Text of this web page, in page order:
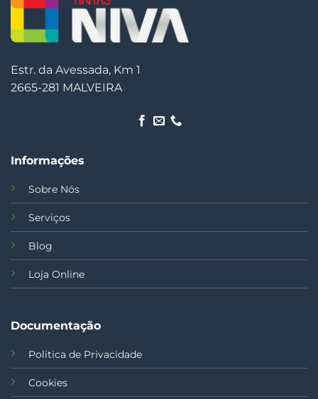
Estr. da Avessada, Km 1
2665-281 MALVEIRA
Informações
Sobre Nós
Serviços
Blog
Loja Online
Documentação
Politica de Privacidade
Cookies